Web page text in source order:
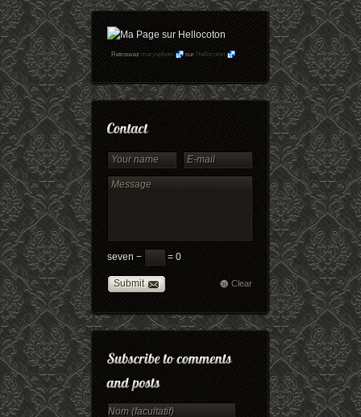
Retrouvezmaryophoto surHellocoton
seven − = 0
Submit Clear